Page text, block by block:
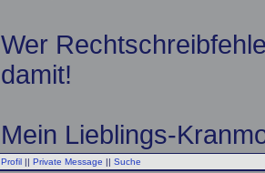
Wer
damit!
Mein Lieblings-
Profil || Private Message || Suche